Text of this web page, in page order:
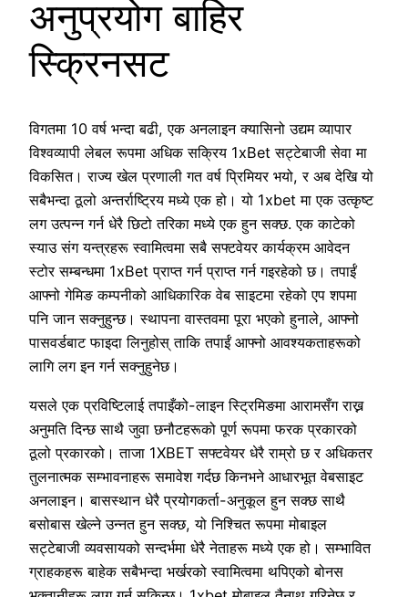
अनुप्रयोग बाहिर
स्क्रिनसट
विगतमा 10 वर्ष भन्दा बढी, एक अनलाइन क्यासिनो उद्यम व्यापार
विश्वव्यापी लेबल रूपमा अधिक सक्रिय 1xBet सट्टेबाजी सेवा मा
विकसित। राज्य खेल प्रणाली गत वर्ष प्रिमियर भयो, र अब देखि यो
सबैभन्दा ठूलो अन्तर्राष्ट्रिय मध्ये एक हो। यो 1xbet मा एक उत्कृष्ट
लग उत्पन्न गर्न धेरै छिटो तरिका मध्ये एक हुन सक्छ. एक काटेको
स्याउ संग यन्त्रहरू स्वामित्वमा सबै सफ्टवेयर कार्यक्रम आवेदन
स्टोर सम्बन्धमा 1xBet प्राप्त गर्न प्राप्त गर्न गइरहेको छ। तपाईं
आफ्नो गेमिङ कम्पनीको आधिकारिक वेब साइटमा रहेको एप शपमा
पनि जान सक्नुहुन्छ। स्थापना वास्तवमा पूरा भएको हुनाले, आफ्नो
पासवर्डबाट फाइदा लिनुहोस् ताकि तपाईं आफ्नो आवश्यकताहरूको
लागि लग इन गर्न सक्नुहुनेछ।
यसले एक प्रविष्टिलाई तपाइँको-लाइन स्ट्रिमिङमा आरामसँग राख्न
अनुमति दिन्छ साथै जुवा छनौटहरूको पूर्ण रूपमा फरक प्रकारको
ठूलो प्रकारको। ताजा 1XBET सफ्टवेयर धेरै राम्रो छ र अधिकतर
तुलनात्मक सम्भावनाहरू समावेश गर्दछ किनभने आधारभूत वेबसाइट
अनलाइन। बासस्थान धेरै प्रयोगकर्ता-अनुकूल हुन सक्छ साथै
बसोबास खेल्ने उन्नत हुन सक्छ, यो निश्चित रूपमा मोबाइल
सट्टेबाजी व्यवसायको सन्दर्भमा धेरै नेताहरू मध्ये एक हो। सम्भावित
ग्राहकहरू बाहेक सबैभन्दा भर्खरको स्वामित्वमा थपिएको बोनस